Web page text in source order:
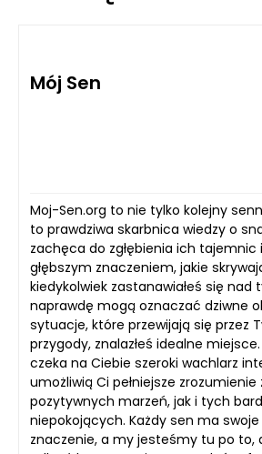
Mój Sen
Moj-Sen.org to nie tylko kolejny
to prawdziwa skarbnica wiedzy o
zachęca do zgłębienia ich tajemnic
głębszym znaczeniem, jakie
kiedykolwiek zastanawiałeś się nad
naprawdę mogą oznaczać dziwne
sytuacje, które przewijają się przez
przygody, znalazłeś idealne
czeka na Ciebie szeroki wachlarz
umożliwią Ci pełniejsze zrozumienie
pozytywnych marzeń, jak i tych
niepokojących. Każdy sen ma swoje
znaczenie, a my jesteśmy tu po to,